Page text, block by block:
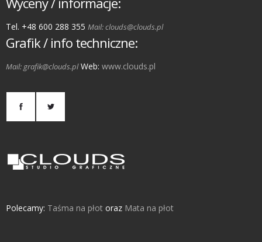
Tel. +48 600 288 355 Mail: clouds@clouds.pl
Grafik / info techniczne:
Mail: grafik@clouds.plWeb: www.clouds.pl
Polecamy: Taśma na płot oraz Mata na płot